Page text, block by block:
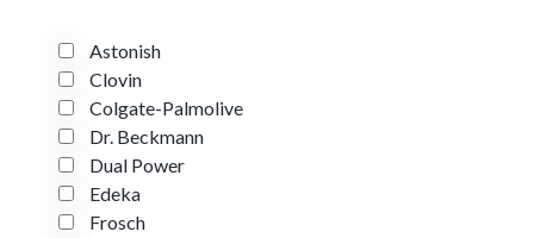
Astonish
Clovin
Colgate-Palmolive
Dr. Beckmann
Dual Power
Edeka
Frosch